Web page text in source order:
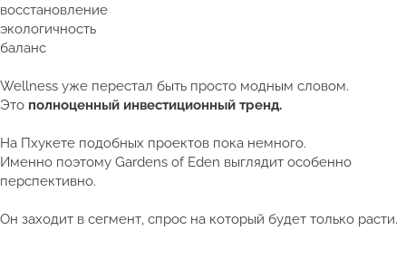
восстановление
экологичность
баланс
Wellness уже перестал быть просто модным словом.
Это полноценный инвестиционный тренд.
На Пхукете подобных проектов пока немного.
Именно поэтому Gardens of Eden выглядит особенно
перспективно.
Он заходит в сегмент, спрос на который будет только расти.